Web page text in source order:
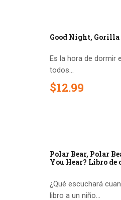
Good Night,
Es la hora de dormir
todos...
$12.99
Polar Bear, Polar
You Hear? Libro de
¿Qué escuchará
libro a un niño...